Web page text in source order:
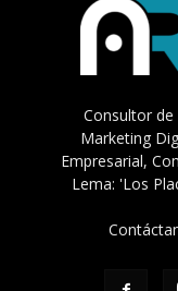
Consultor
Marketing
Empresarial,
Lema: 'Los